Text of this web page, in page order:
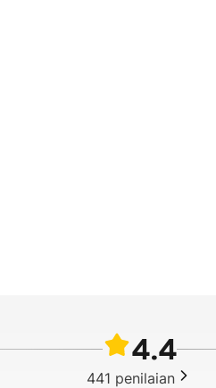
4.4
441 penilaian